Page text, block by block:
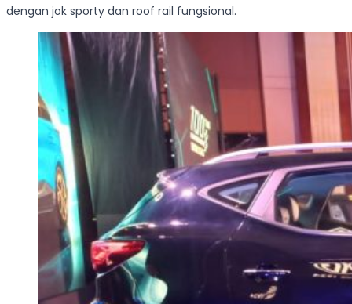
dengan jok sporty dan roof rail fungsional.